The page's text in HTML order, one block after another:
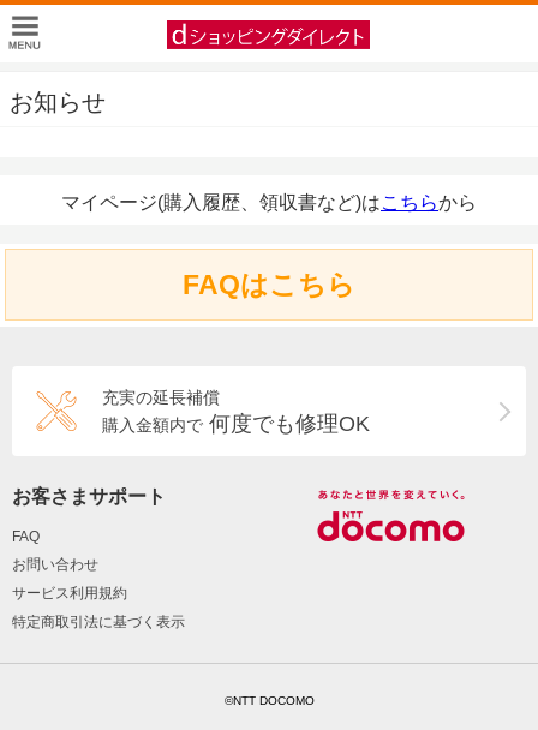
お知らせ
マイページ(購入履歴、領収書など)はこちらから
FAQはこちら
充実の延長補償
購入金額内で 何度でも修理OK
お客さまサポート
FAQ
お問い合わせ
サービス利用規約
特定商取引法に基づく表示
©NTT DOCOMO